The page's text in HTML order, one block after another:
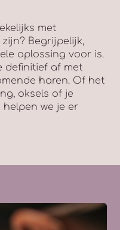
met
Begrijpelijk,
oplossing voor is.
definitief af met
haren. Of het
oksels of je
we je er